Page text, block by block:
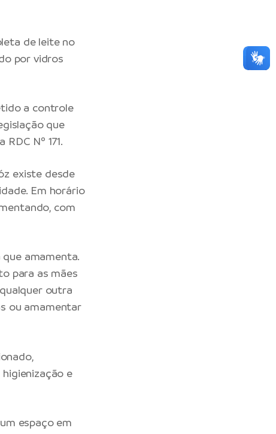
de leite no
por vidros
a controle
que
Nº 171.
existe desde
Em horário
com
amamenta.
para as mães
outra
ou amamentar
e
espaço em